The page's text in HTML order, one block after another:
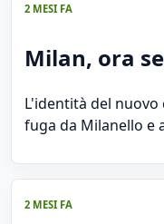
2 MESI FA
Milan, ora
L'identità del
fuga da Milanello e
2 MESI FA